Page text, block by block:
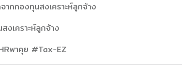
ากกองทุนสงเคราะห์ลูกจ้าง
งเคราะห์ลูกจ้าง
พาคุย #Tax-EZ